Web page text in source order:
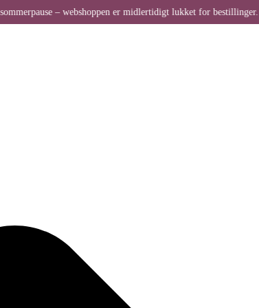
webshoppen er midlertidigt lukket for bestillinger. 📚